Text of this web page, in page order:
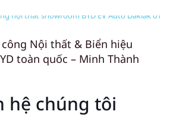
Nội thất & Biển hiệu
toàn quốc – Minh Thành
hệ chúng tôi